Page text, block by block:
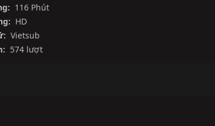
116 Phút
HD
Vietsub
574 lượt